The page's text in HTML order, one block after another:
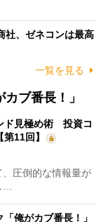
社、ゼネコンは最高
一覧を見る
ブ番長！」
ド見極め術 投資コ
11回】
圧倒的な情報量が
…
俺がカブ番長！」